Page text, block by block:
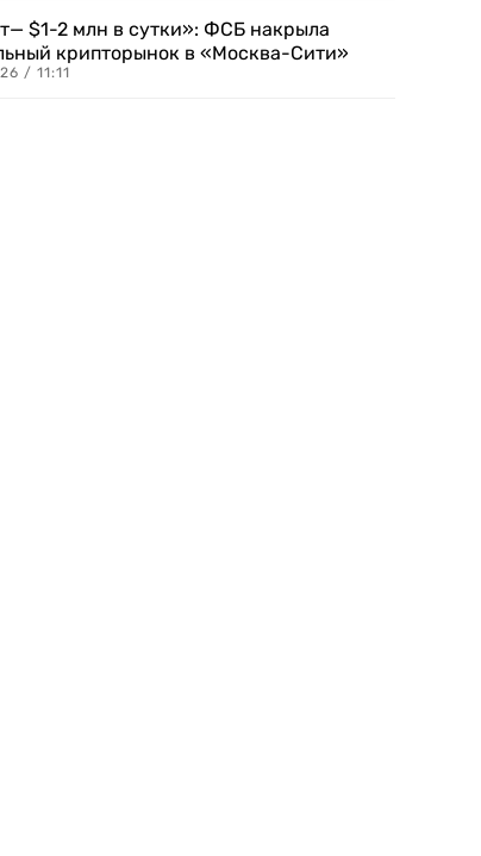
$1-2 млн в сутки»: ФСБ накрыла
крипторынок в «Москва-Сити»
/ 11:11